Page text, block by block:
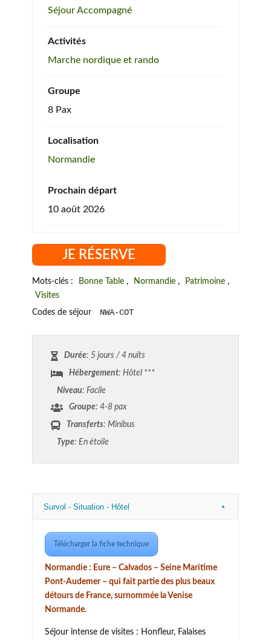
Séjour Accompagné
Activités
Marche nordique et rando
Groupe
8 Pax
Localisation
Normandie
Prochain départ
10 août 2026
JE RÉSERVE
Mots-clés : Bonne Table, Normandie, Patrimoine,
Visites
Codes de séjour
NWA-COT
Durée: 5 jours / 4 nuits
Hébergement: Hôtel ***
Niveau: Facile
Groupe: 4-8 pax
Transferts: Minibus
Type: En étoile
Survol - Situation - Hôtel
Télécharger la fiche technique
Normandie : Eure – Calvados – Seine Maritime
Pont-Audemer – qui fait partie des plus beaux
détours de France, surnommée la Venise
Normande.
Séjour intense de visites : Honfleur, Falaises